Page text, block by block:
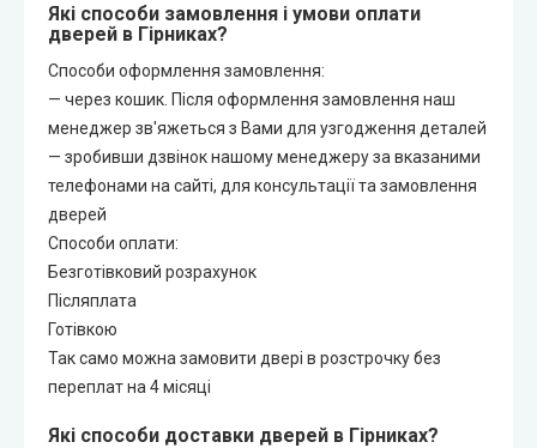
Які способи замовлення і умови оплати
дверей в Гірниках?
Способи оформлення замовлення:
— через кошик. Після оформлення замовлення наш
менеджер зв'яжеться з Вами для узгодження деталей
— зробивши дзвінок нашому менеджеру за вказаними
телефонами на сайті, для консультації та замовлення
дверей
Способи оплати:
Безготівковий розрахунок
Післяплата
Готівкою
Так само можна замовити двері в розстрочку без
переплат на 4 місяці
Які способи доставки дверей в Гірниках?